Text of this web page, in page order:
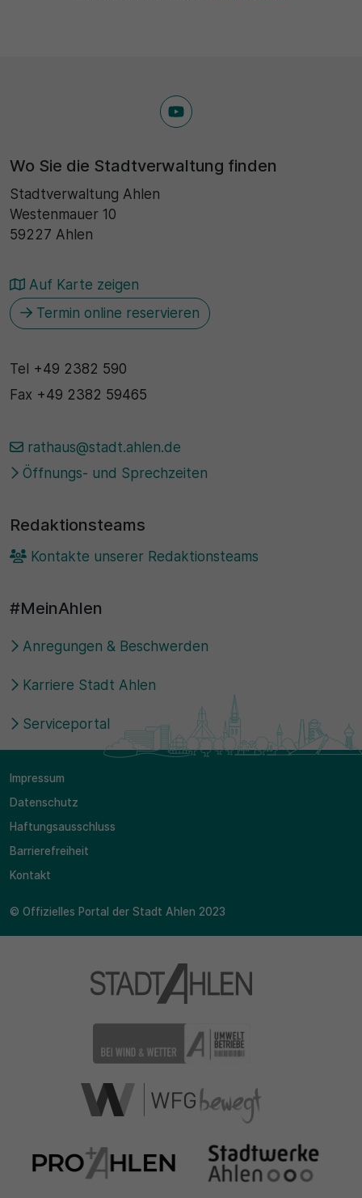
Wo Sie die Stadtverwaltung finden
Stadtverwaltung Ahlen
Westenmauer 10
59227 Ahlen
Auf Karte zeigen
Termin online reservieren
Tel +49 2382 590
Fax +49 2382 59465
rathaus@stadt.ahlen.de
Öffnungs- und Sprechzeiten
Redaktionsteams
Kontakte unserer Redaktionsteams
#MeinAhlen
Anregungen & Beschwerden
Karriere Stadt Ahlen
Serviceportal
Impressum
Datenschutz
Haftungsausschluss
Barrierefreiheit
Kontakt
© Offizielles Portal der Stadt Ahlen 2023